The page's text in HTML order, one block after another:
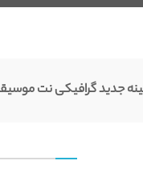
جدید گرافیکی نت